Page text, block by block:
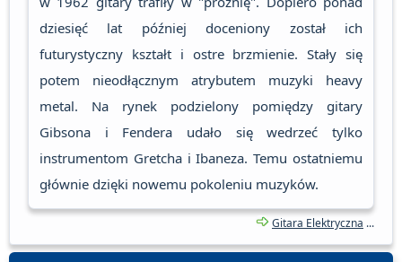
dziesięć lat później doceniony został ich
futurystyczny kształt i ostre brzmienie. Stały się
potem nieodłącznym atrybutem muzyki heavy
metal. Na rynek podzielony pomiędzy gitary
Gibsona i Fendera udało się wedrzeć tylko
instrumentom Gretcha i Ibaneza. Temu ostatniemu
głównie dzięki nowemu pokoleniu muzyków.
Gitara Elektryczna ...